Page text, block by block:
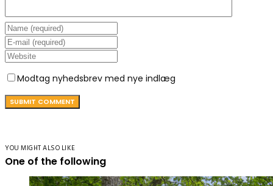
Modtag nyhedsbrev med nye indlæg
YOU MIGHT ALSO LIKE
One of the following